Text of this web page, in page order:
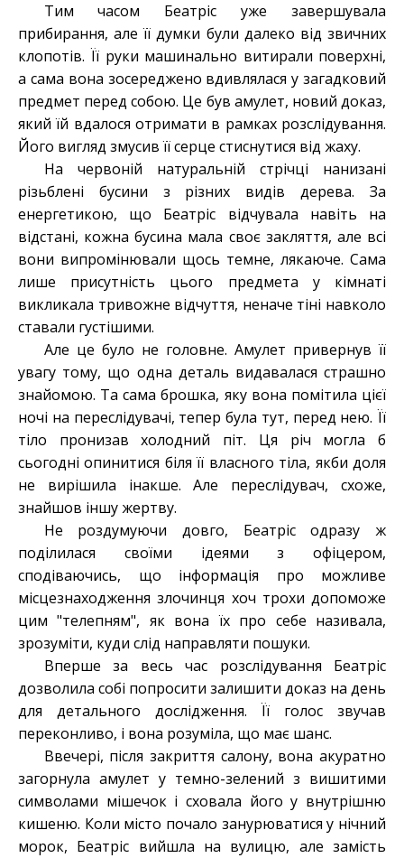
Тим часом Беатріс уже завершувала
прибирання, але її думки були далеко від звичних
клопотів. Її руки машинально витирали поверхні,
а сама вона зосереджено вдивлялася у загадковий
предмет перед собою. Це був амулет, новий доказ,
який їй вдалося отримати в рамках розслідування.
Його вигляд змусив її серце стиснутися від жаху.
На червоній натуральній стрічці нанизані
різьблені бусини з різних видів дерева. За
енергетикою, що Беатріс відчувала навіть на
відстані, кожна бусина мала своє закляття, але всі
вони випромінювали щось темне, лякаюче. Сама
лише присутність цього предмета у кімнаті
викликала тривожне відчуття, неначе тіні навколо
ставали густішими.
Але це було не головне. Амулет привернув її
увагу тому, що одна деталь видавалася страшно
знайомою. Та сама брошка, яку вона помітила цієї
ночі на переслідувачі, тепер була тут, перед нею. Її
тіло пронизав холодний піт. Ця річ могла б
сьогодні опинитися біля її власного тіла, якби доля
не вирішила інакше. Але переслідувач, схоже,
знайшов іншу жертву.
Не роздумуючи довго, Беатріс одразу ж
поділилася своїми ідеями з офіцером,
сподіваючись, що інформація про можливе
місцезнаходження злочинця хоч трохи допоможе
цим "телепням", як вона їх про себе називала,
зрозуміти, куди слід направляти пошуки.
Вперше за весь час розслідування Беатріс
дозволила собі попросити залишити доказ на день
для детального дослідження. Її голос звучав
переконливо, і вона розуміла, що має шанс.
Ввечері, після закриття салону, вона акуратно
загорнула амулет у темно-зелений з вишитими
символами мішечок і сховала його у внутрішню
кишеню. Коли місто почало занурюватися у нічний
морок, Беатріс вийшла на вулицю, але замість